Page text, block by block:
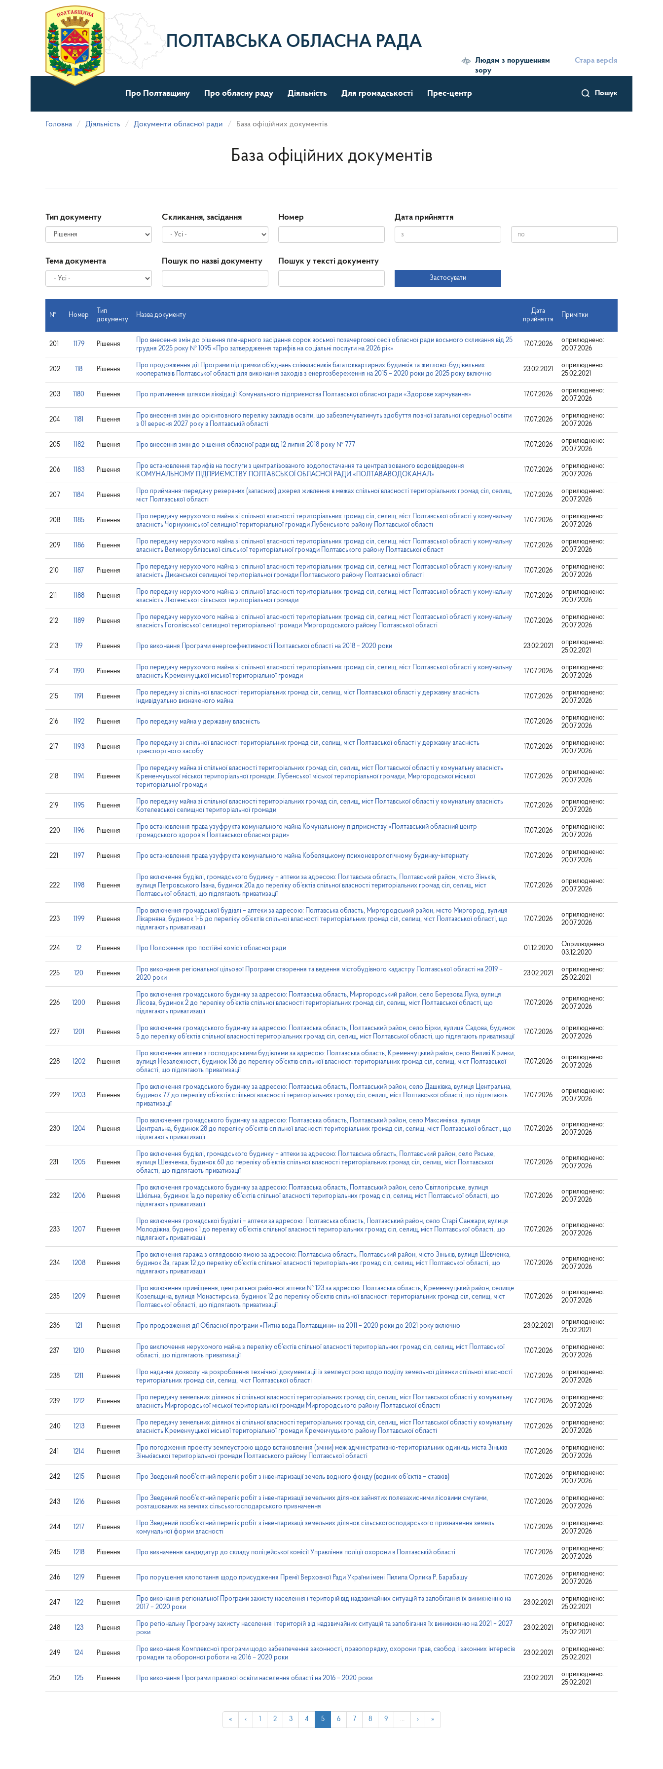
матеріалу
ПОЛТАВСЬКА ОБЛАСНА РАДА
Людям з порушенням
зору
Стара версІя
Пошук
Про Полтавщину Про обласну раду Діяльність Для громадськості Прес-центр
Головна Діяльність Документи обласної ради База офіційних документів
База офіційних документів
Тип документу Скликання, засідання Номер Дата прийняття
прийняття
Тема документа Пошук по назві документу Пошук у тексті документу
Застосувати
№ Номер
Тип
документу
Назва документу
Дата
прийняття
Примітки
201 1179 Рішення
Про внесення змін до рішення пленарного засідання сорок восьмої позачергової сесії обласної ради восьмого скликання від 25
грудня 2025 року № 1095 «Про затвердження тарифів на соціальні послуги на 2026 рік»
17.07.2026
оприлюднено:
20.07.2026
202 118 Рішення
Про продовження дії Програми підтримки об’єднань співвласників багатоквартирних будинків та житлово-будівельних
кооперативів Полтавської області для виконання заходів з енергозбереження на 2015 – 2020 роки до 2025 року включно
23.02.2021
оприлюднено:
25.02.2021
203 1180 Рішення Про припинення шляхом ліквідації Комунального підприємства Полтавської обласної ради «Здорове харчування» 17.07.2026
оприлюднено:
20.07.2026
204 1181 Рішення
Про внесення змін до орієнтовного переліку закладів освіти, що забезпечуватимуть здобуття повної загальної середньої освіти
з 01 вересня 2027 року в Полтавській області
17.07.2026
оприлюднено:
20.07.2026
205 1182 Рішення Про внесення змін до рішення обласної ради від 12 липня 2018 року № 777 17.07.2026
оприлюднено:
20.07.2026
206 1183 Рішення
Про встановлення тарифів на послуги з централізованого водопостачання та централізованого водовідведення
КОМУНАЛЬНОМУ ПІДПРИЄМСТВУ ПОЛТАВСЬКОЇ ОБЛАСНОЇ РАДИ «ПОЛТАВАВОДОКАНАЛ»
17.07.2026
оприлюднено:
20.07.2026
207 1184 Рішення
Про приймання-передачу резервних (запасних) джерел живлення в межах спільної власності територіальних громад сіл, селищ,
міст Полтавської області
17.07.2026
оприлюднено:
20.07.2026
208 1185 Рішення
Про передачу нерухомого майна зі спільної власності територіальних громад сіл, селищ, міст Полтавської області у комунальну
власність Чорнухинської селищної територіальної громади Лубенського району Полтавської області
17.07.2026
оприлюднено:
20.07.2026
209 1186 Рішення
Про передачу нерухомого майна зі спільної власності територіальних громад сіл, селищ, міст Полтавської області у комунальну
власність Великорублівської сільської територіальної громади Полтавського району Полтавської област
17.07.2026
оприлюднено:
20.07.2026
210 1187 Рішення
Про передачу нерухомого майна зі спільної власності територіальних громад сіл, селищ, міст Полтавської області у комунальну
власність Диканської селищної територіальної громади Полтавського району Полтавської області
17.07.2026
оприлюднено:
20.07.2026
211 1188 Рішення
Про передачу нерухомого майна зі спільної власності територіальних громад сіл, селищ, міст Полтавської області у комунальну
власність Лютенської сільської територіальної громади
17.07.2026
оприлюднено:
20.07.2026
212 1189 Рішення
Про передачу нерухомого майна зі спільної власності територіальних громад сіл, селищ, міст Полтавської області у комунальну
власність Гоголівської селищної територіальної громади Миргородського району Полтавської області
17.07.2026
оприлюднено:
20.07.2026
213 119 Рішення Про виконання Програми енергоефективності Полтавської області на 2018 – 2020 роки 23.02.2021
оприлюднено:
25.02.2021
214 1190 Рішення
Про передачу нерухомого майна зі спільної власності територіальних громад сіл, селищ, міст Полтавської області у комунальну
власність Кременчуцької міської територіальної громади
17.07.2026
оприлюднено:
20.07.2026
215 1191 Рішення
Про передачу зі спільної власності територіальних громад сіл, селищ, міст Полтавської області у державну власність
індивідуально визначеного майна
17.07.2026
оприлюднено:
20.07.2026
216 1192 Рішення Про передачу майна у державну власність 17.07.2026
оприлюднено:
20.07.2026
217 1193 Рішення
Про передачу зі спільної власності територіальних громад сіл, селищ, міст Полтавської області у державну власність
транспортного засобу
17.07.2026
оприлюднено:
20.07.2026
218 1194 Рішення
Про передачу майна зі спільної власності територіальних громад сіл, селищ, міст Полтавської області у комунальну власність
Кременчуцької міської територіальної громади, Лубенської міської територіальної громади, Миргородської міської
територіальної громади
17.07.2026
оприлюднено:
20.07.2026
219 1195 Рішення
Про передачу майна зі спільної власності територіальних громад сіл, селищ, міст Полтавської області у комунальну власність
Котелевської селищної територіальної громади
17.07.2026
оприлюднено:
20.07.2026
220 1196 Рішення
Про встановлення права узуфрукта комунального майна Комунальному підприємству «Полтавський обласний центр
громадського здоров’я Полтавської обласної ради»
17.07.2026
оприлюднено:
20.07.2026
221 1197 Рішення Про встановлення права узуфрукта комунального майна Кобеляцькому психоневрологічному будинку-інтернату 17.07.2026
оприлюднено:
20.07.2026
222 1198 Рішення
Про включення будівлі, громадського будинку – аптеки за адресою: Полтавська область, Полтавський район, місто Зіньків,
вулиця Петровського Івана, будинок 20а до переліку об’єктів спільної власності територіальних громад сіл, селищ, міст
Полтавської області, що підлягають приватизації
17.07.2026
оприлюднено:
20.07.2026
223 1199 Рішення
Про включення громадської будівлі – аптеки за адресою: Полтавська область, Миргородський район, місто Миргород, вулиця
Лікарняна, будинок 1-Б до переліку об’єктів спільної власності територіальних громад сіл, селищ, міст Полтавської області, що
підлягають приватизації
17.07.2026
оприлюднено:
20.07.2026
224 12 Рішення Про Положення про постійні комісії обласної ради 01.12.2020
Оприлюднено:
03.12.2020
225 120 Рішення
Про виконання регіональної цільової Програми створення та ведення містобудівного кадастру Полтавської області на 2019 –
2020 роки
23.02.2021
оприлюднено:
25.02.2021
226 1200 Рішення
Про включення громадського будинку за адресою: Полтавська область, Миргородський район, село Березова Лука, вулиця
Лісова, будинок 2 до переліку об’єктів спільної власності територіальних громад сіл, селищ, міст Полтавської області, що
підлягають приватизації
17.07.2026
оприлюднено:
20.07.2026
227 1201 Рішення
Про включення громадського будинку за адресою: Полтавська область, Полтавський район, село Бірки, вулиця Садова, будинок
5 до переліку об’єктів спільної власності територіальних громад сіл, селищ, міст Полтавської області, що підлягають приватизації
17.07.2026
оприлюднено:
20.07.2026
228 1202 Рішення
Про включення аптеки з господарськими будівлями за адресою: Полтавська область, Кременчуцький район, село Великі Кринки,
вулиця Незалежності, будинок 136 до переліку об’єктів спільної власності територіальних громад сіл, селищ, міст Полтавської
області, що підлягають приватизації
17.07.2026
оприлюднено:
20.07.2026
229 1203 Рішення
Про включення громадського будинку за адресою: Полтавська область, Полтавський район, село Дашківка, вулиця Центральна,
будинок 77 до переліку об’єктів спільної власності територіальних громад сіл, селищ, міст Полтавської області, що підлягають
приватизації
17.07.2026
оприлюднено:
20.07.2026
230 1204 Рішення
Про включення громадського будинку за адресою: Полтавська область, Полтавський район, село Максимівка, вулиця
Центральна, будинок 28 до переліку об’єктів спільної власності територіальних громад сіл, селищ, міст Полтавської області, що
підлягають приватизації
17.07.2026
оприлюднено:
20.07.2026
231 1205 Рішення
Про включення будівлі, громадського будинку – аптеки за адресою: Полтавська область, Полтавський район, село Ряське,
вулиця Шевченка, будинок 60 до переліку об’єктів спільної власності територіальних громад сіл, селищ, міст Полтавської
області, що підлягають приватизації
17.07.2026
оприлюднено:
20.07.2026
232 1206 Рішення
Про включення громадського будинку за адресою: Полтавська область, Полтавський район, село Світлогірське, вулиця
Шкільна, будинок 1а до переліку об’єктів спільної власності територіальних громад сіл, селищ, міст Полтавської області, що
підлягають приватизації
17.07.2026
оприлюднено:
20.07.2026
233 1207 Рішення
Про включення громадської будівлі – аптеки за адресою: Полтавська область, Полтавський район, село Старі Санжари, вулиця
Молодіжна, будинок 1 до переліку об’єктів спільної власності територіальних громад сіл, селищ, міст Полтавської області, що
підлягають приватизації
17.07.2026
оприлюднено:
20.07.2026
234 1208 Рішення
Про включення гаража з оглядовою ямою за адресою: Полтавська область, Полтавський район, місто Зіньків, вулиця Шевченка,
будинок 3а, гараж 12 до переліку об’єктів спільної власності територіальних громад сіл, селищ, міст Полтавської області, що
підлягають приватизації
17.07.2026
оприлюднено:
20.07.2026
235 1209 Рішення
Про включення приміщення, центральної районної аптеки № 123 за адресою: Полтавська область, Кременчуцький район, селище
Козельщина, вулиця Монастирська, будинок 12 до переліку об’єктів спільної власності територіальних громад сіл, селищ, міст
Полтавської області, що підлягають приватизації
17.07.2026
оприлюднено:
20.07.2026
236 121 Рішення Про продовження дії Обласної програми «Питна вода Полтавщини» на 2011 – 2020 роки до 2021 року включно 23.02.2021
оприлюднено:
25.02.2021
237 1210 Рішення
Про виключення нерухомого майна з переліку об’єктів спільної власності територіальних громад сіл, селищ, міст Полтавської
області, що підлягають приватизації
17.07.2026
оприлюднено:
20.07.2026
238 1211 Рішення
Про надання дозволу на розроблення технічної документації із землеустрою щодо поділу земельної ділянки спільної власності
територіальних громад сіл, селищ, міст Полтавської області
17.07.2026
оприлюднено:
20.07.2026
239 1212 Рішення
Про передачу земельних ділянок зі спільної власності територіальних громад сіл, селищ, міст Полтавської області у комунальну
власність Миргородської міської територіальної громади Миргородського району Полтавської області
17.07.2026
оприлюднено:
20.07.2026
240 1213 Рішення
Про передачу земельних ділянок зі спільної власності територіальних громад сіл, селищ, міст Полтавської області у комунальну
власність Кременчуцької міської територіальної громади Кременчуцького району Полтавської області
17.07.2026
оприлюднено:
20.07.2026
241 1214 Рішення
Про погодження проекту землеустрою щодо встановлення (зміни) меж адміністративно-територіальних одиниць міста Зіньків
Зіньківської територіальної громади Полтавського району Полтавської області
17.07.2026
оприлюднено:
20.07.2026
242 1215 Рішення Про Зведений пооб’єктний перелік робіт з інвентаризації земель водного фонду (водних об’єктів – ставків) 17.07.2026
оприлюднено:
20.07.2026
243 1216 Рішення
Про Зведений пооб’єктний перелік робіт з інвентаризації земельних ділянок зайнятих полезахисними лісовими смугами,
розташованих на землях сільськогосподарського призначення
17.07.2026
оприлюднено:
20.07.2026
244 1217 Рішення
Про Зведений пооб’єктний перелік робіт з інвентаризації земельних ділянок сільськогосподарського призначення земель
комунальної форми власності
17.07.2026
оприлюднено:
20.07.2026
245 1218 Рішення Про визначення кандидатур до складу поліцейської комісії Управління поліції охорони в Полтавській області 17.07.2026
оприлюднено:
20.07.2026
246 1219 Рішення Про порушення клопотання щодо присудження Премії Верховної Ради України імені Пилипа Орлика Р. Барабашу 17.07.2026
оприлюднено:
20.07.2026
247 122 Рішення
Про виконання регіональної Програми захисту населення і територій від надзвичайних ситуацій та запобігання їх виникненню на
2017 – 2020 роки
23.02.2021
оприлюднено:
25.02.2021
248 123 Рішення
Про регіональну Програму захисту населення і територій від надзвичайних ситуацій та запобігання їх виникненню на 2021 – 2027
роки
23.02.2021
оприлюднено:
25.02.2021
249 124 Рішення
Про виконання Комплексної програми щодо забезпечення законності, правопорядку, охорони прав, свобод і законних інтересів
громадян та оборонної роботи на 2016 – 2020 роки
23.02.2021
оприлюднено:
25.02.2021
250 125 Рішення Про виконання Програми правової освіти населення області на 2016 – 2020 роки 23.02.2021
оприлюднено:
25.02.2021
« ‹ 1 2 3 4 5 6 7 8 9 … › »